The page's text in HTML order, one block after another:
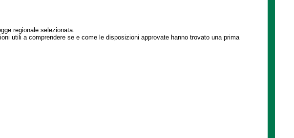
regionale selezionata.
utili a comprendere se e come le disposizioni approvate hanno trovato una prima